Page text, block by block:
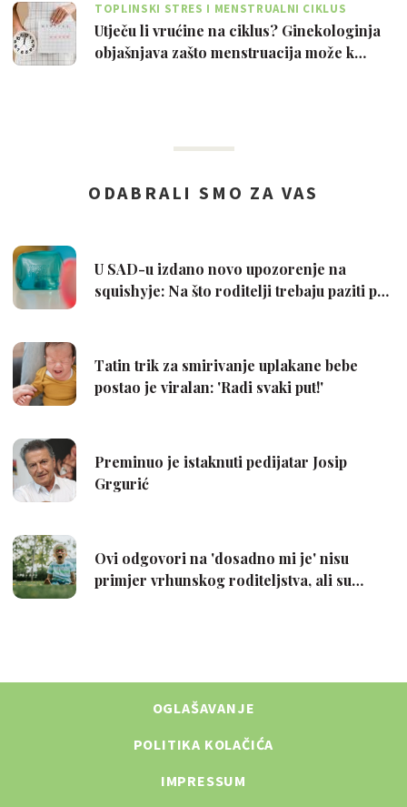
TOPLINSKI STRES I MENSTRUALNI CIKLUS
Utječu li vrućine na ciklus? Ginekologinja
objašnjava zašto menstruacija može k…
OGLAŠAVANJE
POLITIKA KOLAČIĆA
IMPRESSUM